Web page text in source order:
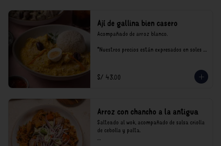
Ají de gallina bien casero
Acompañado de arroz blanco.
*Nuestros precios están expresados en soles e
S/ 43.00
Arroz con chancho a la antigua
Salteado al wok, acompañado de salsa criolla
de cebolla y palta.